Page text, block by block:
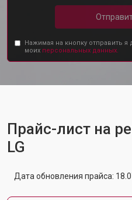
Нажимая на кнопку отправить
моих персональных данных.
Прайс-лист на
LG
Дата обновления прайса: